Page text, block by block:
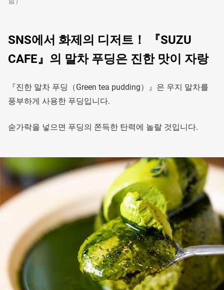
SNS에서 화제의 디저트！ 『SUZU
CAFE』의 말차 푸딩은 진한 맛이 자랑
『진한 말차 푸딩（Green tea pudding）』은 우지 말차를
풍부하게 사용한 푸딩입니다.
숟가락을 넣으면 푸딩의 쫀득한 탄력에 놀랄 것입니다.